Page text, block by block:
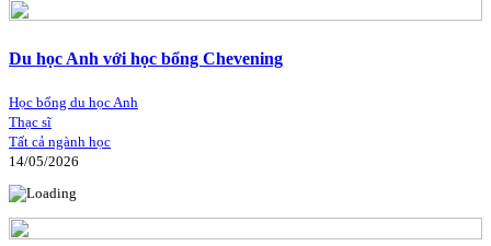
Du học Anh với học bổng Chevening
Học bổng du học Anh
Thạc sĩ
Tất cả ngành học
14/05/2026